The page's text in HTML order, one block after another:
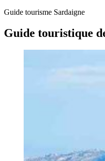
Guide tourisme Sardaigne
Guide touristique